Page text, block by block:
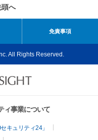
頭へ
免責事項
All Rights Reserved.
ィ事業について
キュリティ24」